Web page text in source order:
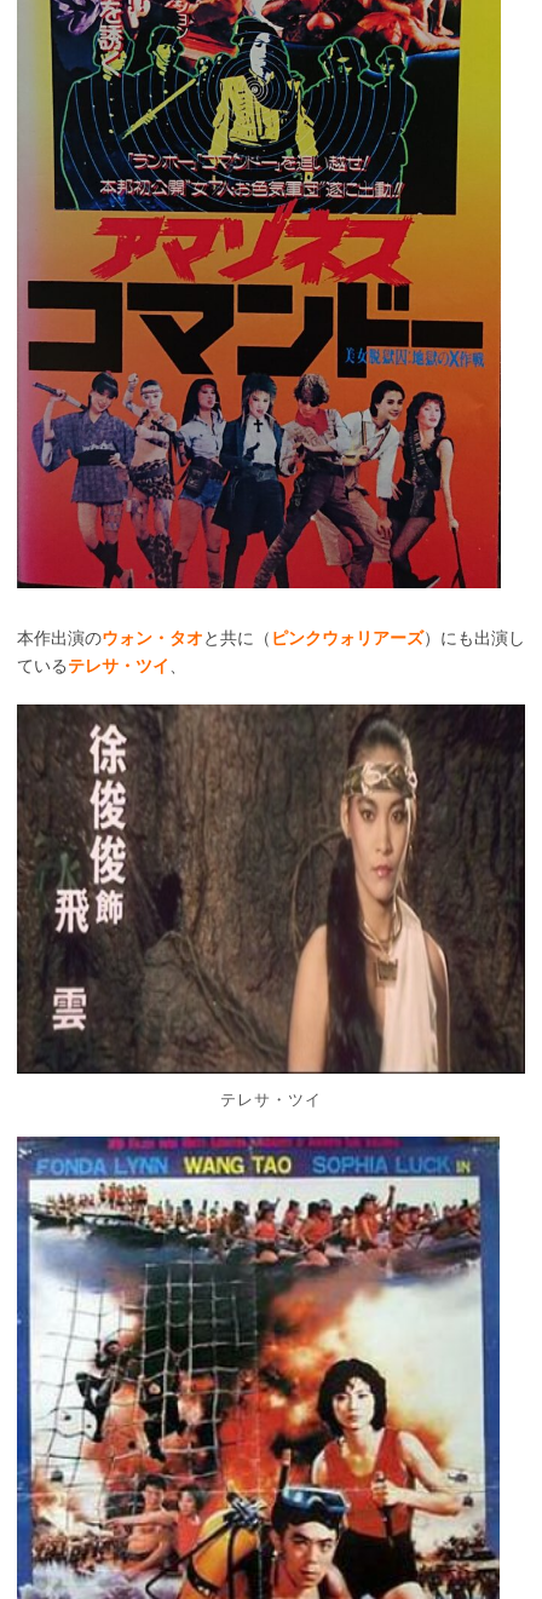
本作出演のウォン・タオと共に（ ピンクウォリアーズ）にも出演し
ているテレサ・ツイ、
テレサ・ツイ